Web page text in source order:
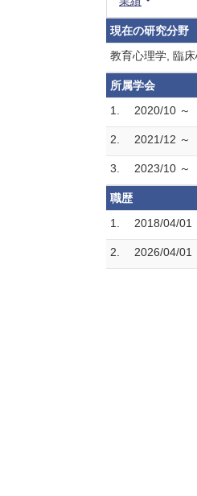
現在の研究分野
教育心理学, 臨
所属学会
1.
2020/10 ～
2. 2021/12 ～
3. 2023/10 ～
職歴
1.
2018/04/01
2. 2026/04/01